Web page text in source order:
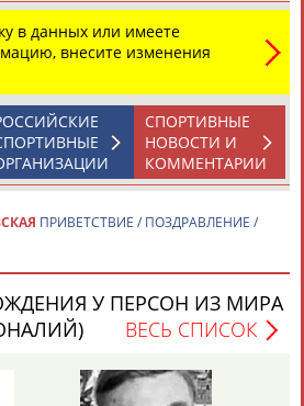
Андрей
АБДУВАЛИЕВ
Герман
АБДУЛАЕВ
в данных или имеете
внесите изменения
СПОРТИВНЫЕ
НОВОСТИ И
КОММЕНТАРИИ
ПРИВЕТСТВИЕ / ПОЗДРАВЛЕНИЕ /
У ПЕРСОН ИЗ МИРА
ВЕСЬ СПИСОК